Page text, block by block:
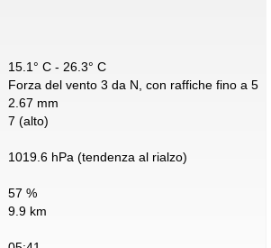
15.1° C - 26.3° C
Forza del vento 3 da N, con raffiche fino a 5
2.67 mm
7 (alto)
1019.6 hPa (tendenza al rialzo)
57 %
9.9 km